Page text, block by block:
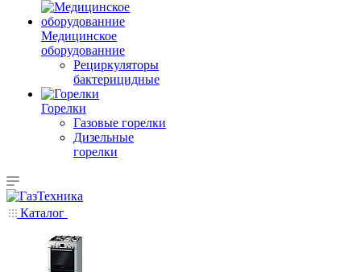
Медицинское
оборудованние
Рециркуляторы
бактерицидные
Горелки
Газовые горелки
Дизельные
горелки
Каталог